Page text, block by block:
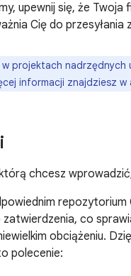
upewnij się, że Twoja
Cię do przesyłania
projektach
informacji znajdziesz w
chcesz
co
obciążeniu.
polecenie: